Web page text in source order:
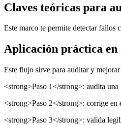
Claves teóricas para
Este marco te permite detectar fallos
Aplicación práctica en
Este flujo sirve para auditar y
<strong>Paso 1</strong>: audita
<strong>Paso 2</strong>: corrige en
<strong>Paso 3</strong>: valida